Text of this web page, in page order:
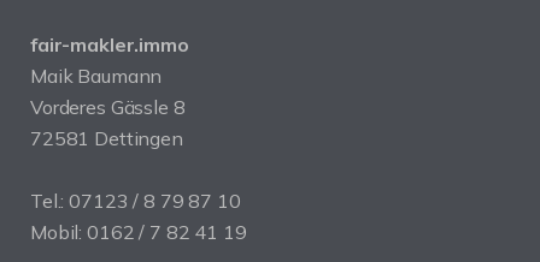
fair-makler.immo
Maik Baumann
Vorderes Gässle 8
72581 Dettingen
Tel.: 07123 / 8 79 87 10
Mobil: 0162 / 7 82 41 19